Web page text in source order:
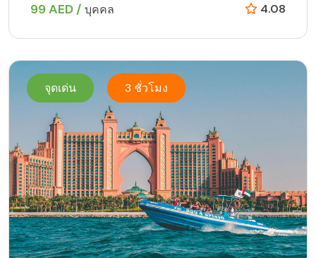
99 AED / บุคคล 4.08
จุดเด่น 3 ชั่วโมง